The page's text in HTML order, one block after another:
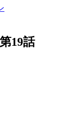
19話